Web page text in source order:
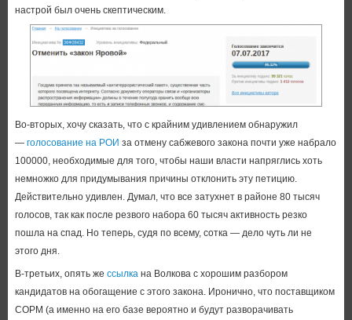
настрой был очень скептическим.
Во-вторых, хочу сказать, что с крайним удивлением обнаружил
— голосование на РОИ за отмену сабжевого закона почти уже набрало
100000, необходимые для того, чтобы наши власти напряглись хоть
немножко для придумывания причины отклонить эту петицию.
Действительно удивлен. Думал, что все затухнет в районе 80 тысяч
голосов, так как после резвого набора 60 тысяч активность резко
пошла на спад. Но теперь, судя по всему, сотка — дело чуть ли не
этого дня.
В-третьих, опять же ссылка на Волкова с хорошим разбором
кандидатов на обогащение с этого закона. Иронично, что поставщиком
СОРМ (а именно на его базе вероятно и будут разворачивать